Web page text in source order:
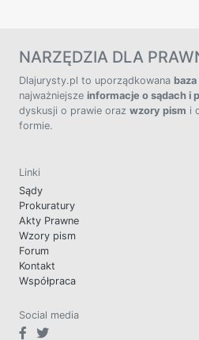
NARZĘDZIA DLA
Dlajurysty.pl to uporządkowana
najważniejsze informacje o sądach i
dyskusji o prawie oraz wzory pism i
formie.
Linki
Sądy
Prokuratury
Akty Prawne
Wzory pism
Forum
Kontakt
Współpraca
Social media